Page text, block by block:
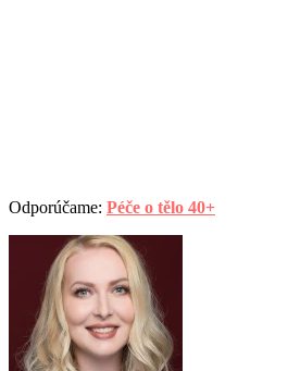
Odporúčame: Péče o tělo 40+